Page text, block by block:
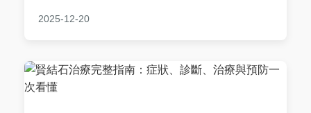
成痕跡，以自然口語化風格撰寫。
2025-12-20